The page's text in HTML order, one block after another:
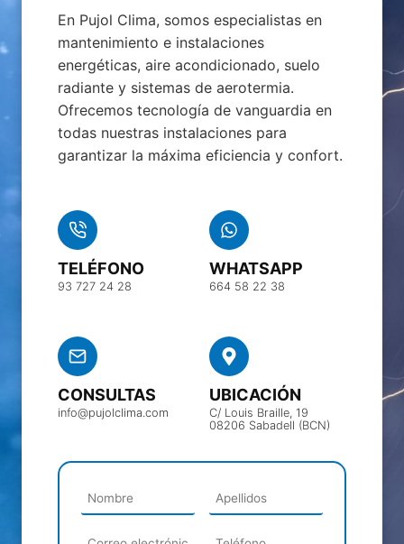
En Pujol Clima, somos especialistas en
mantenimiento e instalaciones
energéticas, aire acondicionado, suelo
radiante y sistemas de aerotermia.
Ofrecemos tecnología de vanguardia en
todas nuestras instalaciones para
garantizar la máxima eficiencia y confort.
TELÉFONO
93 727 24 28
WHATSAPP
664 58 22 38
CONSULTAS
info@pujolclima.com
UBICACIÓN
C/ Louis Braille, 19
08206 Sabadell (BCN)